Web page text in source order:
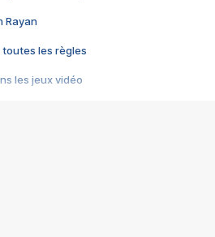
Rayan
toutes les règles
les jeux vidéo